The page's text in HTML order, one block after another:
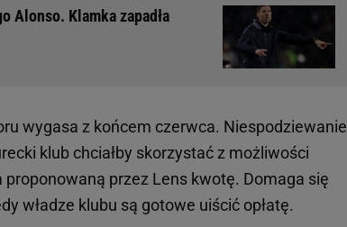
Alonso. Klamka zapadła
wygasa z końcem czerwca. Niespodziewanie
klub chciałby skorzystać z możliwości
przez Lens kwotę. Domaga się
władze klubu są gotowe uiścić opłatę.